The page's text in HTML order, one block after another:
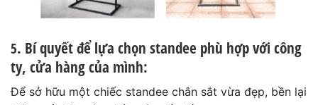
5. Bí quyết để lựa chọn standee phù hợp với công
ty, cửa hàng của mình:
Để sở hữu một chiếc standee chân sắt vừa đẹp, bền lại